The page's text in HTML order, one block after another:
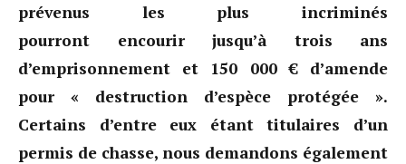
prévenus les plus incriminés
pourront encourir jusqu’à trois ans
d’emprisonnement et 150 000 € d’amende
pour « destruction d’espèce protégée ».
Certains d’entre eux étant titulaires d’un
permis de chasse, nous demandons également